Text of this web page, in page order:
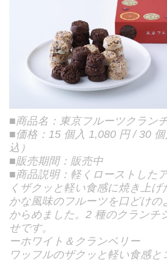
■商品名：東京フルーツクラン
■価格：15 個入 1,080 円 / 30
込）
■販売期間：販売中
■商品説明：軽くローストした
くザクッと軽い食感に焼き上
かな風味のフルーツを口どけの
からめました。2 種のクランチ
せです。
ーホワイト＆クランベリー
ワッフルのザクッと軽い食感と